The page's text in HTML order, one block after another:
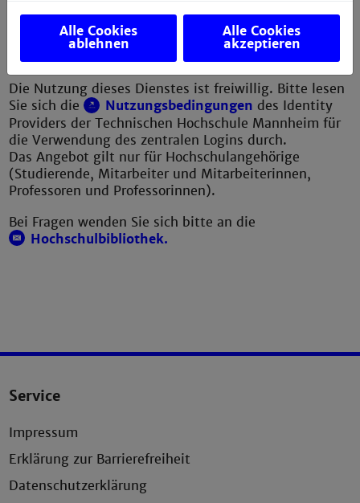
Poeschel, SpringerLink, Springer Materials, Statista,
Thieme, Transcript, Ullmanns, utb, Vahlen,
Vandenhoeck & Ruprecht, VDE, Vogel, Wiley, WISO.
Die Nutzung dieses Dienstes ist freiwillig. Bitte lesen
Sie sich die
Nutzungsbedingungen des Identity
Providers der Technischen Hochschule Mannheim für
die Verwendung des zentralen Logins durch.
Das Angebot gilt nur für Hochschulangehörige
(Studierende, Mitarbeiter und Mitarbeiterinnen,
Professoren und Professorinnen).
Bei Fragen wenden Sie sich bitte an die
Hochschulbibliothek.
Service
Impressum
Erklärung zur Barrierefreiheit
Datenschutzerklärung
Alle Cookies
ablehnen
Alle Cookies
akzeptieren